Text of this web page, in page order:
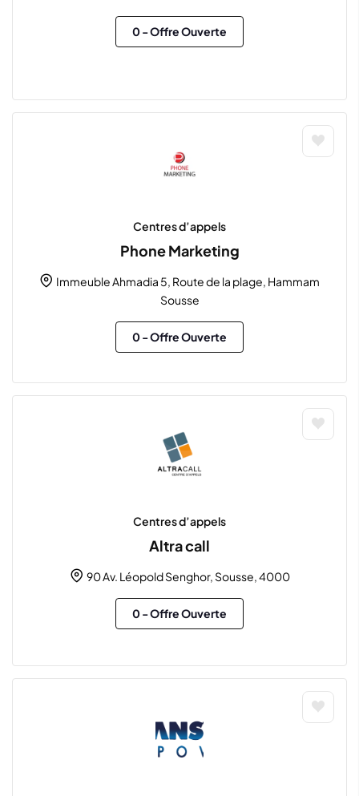
0- Offre Ouverte
Centres d’appels
Phone Marketing
Immeuble Ahmadia 5, Route de la plage, Hammam
Sousse
0- Offre Ouverte
Centres d’appels
Altra call
90 Av. Léopold Senghor, Sousse, 4000
0- Offre Ouverte